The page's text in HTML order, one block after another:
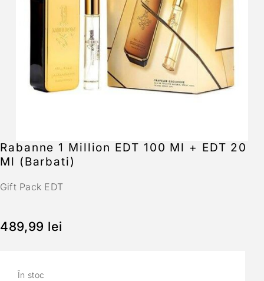
Rabanne 1 Million EDT 100 Ml + EDT 20
Ml (Barbati)
Gift Pack EDT
489,99 lei
În stoc